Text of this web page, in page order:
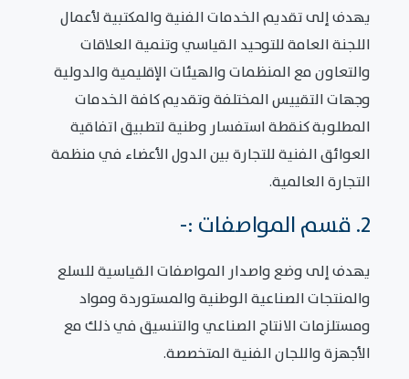
يهدف إلى تقديم الخدمات الفنية والمكتبية لأعمال
اللجنة العامة للتوحيد القياسي وتنمية العلاقات
والتعاون مع المنظمات والهيئات الإقليمية والدولية
وجهات التقييس المختلفة وتقديم كافة الخدمات
المطلوبة كنقطة استفسار وطنية لتطبيق اتفاقية
العوائق الفنية للتجارة بين الدول الأعضاء في منظمة
التجارة العالمية.
2. قسم المواصفات :-
يهدف إلى وضع واصدار المواصفات القياسية للسلع
والمنتجات الصناعية الوطنية والمستوردة ومواد
ومستلزمات الانتاج الصناعي والتنسيق في ذلك مع
الأجهزة واللجان الفنية المتخصصة.